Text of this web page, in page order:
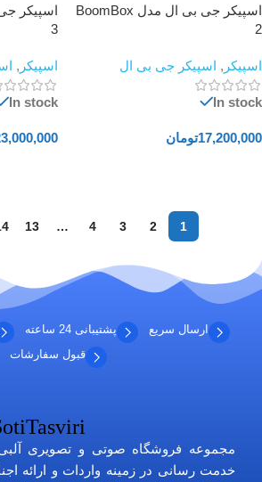
اسپیکر جی بی ال مدل BoomBox
2
اسپیکر , اسپیکر جی بی ال
In stock
17,200,000تومان
3
اسپیکر ,
In stock
1
2
3
4
…
13
ارسال سریع پشتیبانی 24 ساعته
قبول سفارشات
مجموعه فروشگاه صوتی و تصویری
خدمت رسانی در زمینه واردات و ارائه